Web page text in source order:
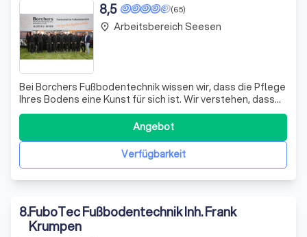
(65)
8,5
Bei Borchers Fußbodentechnik wissen wir, dass die Pflege
Ihres Bodens eine Kunst für sich ist. Wir verstehen, dass
Sie mit Eimer und Wischmopp gut gemeinte Absichten
verfolgen, doch oft führt dies zu unerwünschten
Ergebnissen – sei es ein stumpfer Parkettboden oder ein
aufgequollenes Laminat. Deshal
Verfügbarkeit
Angebot
place Arbeitsbereich Seesen
8.FuboTec Fußbodentechnik Inh. Frank
Krumpen